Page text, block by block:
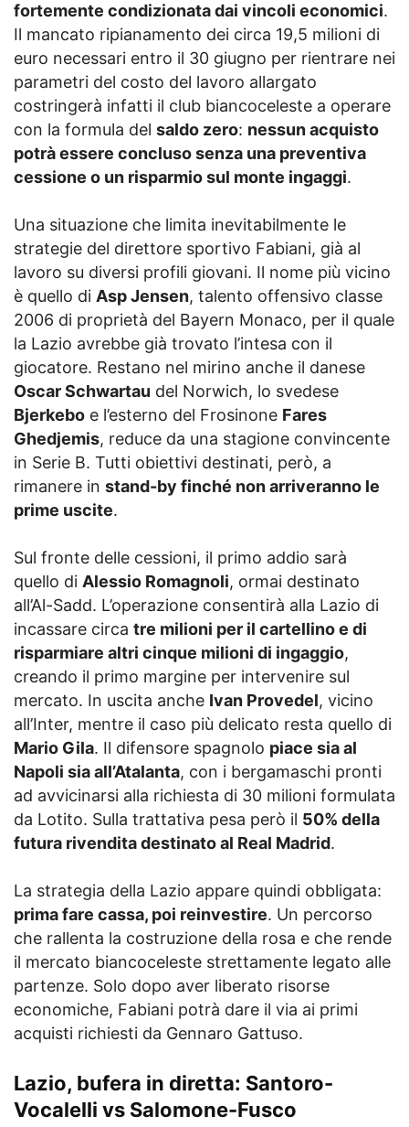
fortemente condizionata dai vincoli economici.
Il mancato ripianamento dei circa 19,5 milioni di
euro necessari entro il 30 giugno per rientrare nei
parametri del costo del lavoro allargato
costringerà infatti il club biancoceleste a operare
con la formula del saldo zero: nessun acquisto
potrà essere concluso senza una preventiva
cessione o un risparmio sul monte ingaggi.
Una situazione che limita inevitabilmente le
strategie del direttore sportivo Fabiani, già al
lavoro su diversi profili giovani. Il nome più vicino
è quello di Asp Jensen, talento offensivo classe
2006 di proprietà del Bayern Monaco, per il quale
la Lazio avrebbe già trovato l’intesa con il
giocatore. Restano nel mirino anche il danese
Oscar Schwartau del Norwich, lo svedese
Bjerkebo e l’esterno del Frosinone Fares
Ghedjemis, reduce da una stagione convincente
in Serie B. Tutti obiettivi destinati, però, a
rimanere in stand-by finché non arriveranno le
prime uscite.
Sul fronte delle cessioni, il primo addio sarà
quello di Alessio Romagnoli, ormai destinato
all’Al-Sadd. L’operazione consentirà alla Lazio di
incassare circa tre milioni per il cartellino e di
risparmiare altri cinque milioni di ingaggio,
creando il primo margine per intervenire sul
mercato. In uscita anche Ivan Provedel, vicino
all’Inter, mentre il caso più delicato resta quello di
Mario Gila. Il difensore spagnolo piace sia al
Napoli sia all’Atalanta, con i bergamaschi pronti
ad avvicinarsi alla richiesta di 30 milioni formulata
da Lotito. Sulla trattativa pesa però il 50% della
futura rivendita destinato al Real Madrid.
La strategia della Lazio appare quindi obbligata:
prima fare cassa, poi reinvestire. Un percorso
che rallenta la costruzione della rosa e che rende
il mercato biancoceleste strettamente legato alle
partenze. Solo dopo aver liberato risorse
economiche, Fabiani potrà dare il via ai primi
acquisti richiesti da Gennaro Gattuso.
Lazio, bufera in diretta: Santoro-
Vocalelli vs Salomone-Fusco